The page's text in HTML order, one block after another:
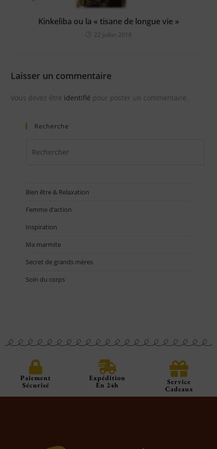
Kinkeliba ou la « tisane de longue vie »
22 juillet 2018
Laisser un commentaire
Vous devez être identifié pour poster un commentaire.
Recherche
Bien être & Relaxation
Femme d’action
Inspiration
Ma marmite
Secret de grands mères
Soin du corps
Paiement
Sécurisé
Expédition
En 24h
Service
Cadeaux